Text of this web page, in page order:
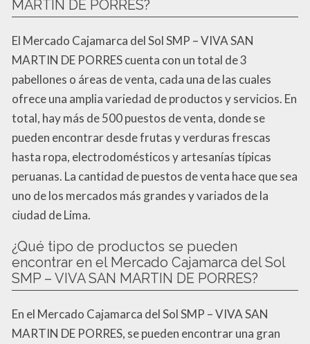
MARTIN DE PORRES?
El Mercado Cajamarca del Sol SMP – VIVA SAN
MARTIN DE PORRES cuenta con un total de 3
pabellones o áreas de venta, cada una de las cuales
ofrece una amplia variedad de productos y servicios. En
total, hay más de 500 puestos de venta, donde se
pueden encontrar desde frutas y verduras frescas
hasta ropa, electrodomésticos y artesanías típicas
peruanas. La cantidad de puestos de venta hace que sea
uno de los mercados más grandes y variados de la
ciudad de Lima.
¿Qué tipo de productos se pueden
encontrar en el Mercado Cajamarca del Sol
SMP – VIVA SAN MARTIN DE PORRES?
En el Mercado Cajamarca del Sol SMP – VIVA SAN
MARTIN DE PORRES, se pueden encontrar una gran